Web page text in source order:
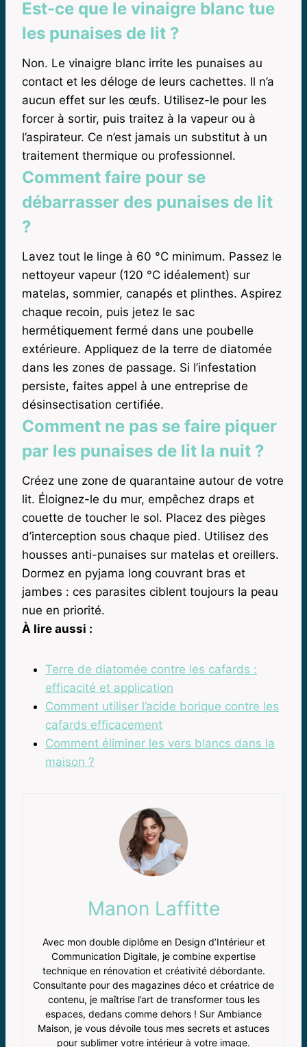
Est-ce que le vinaigre blanc tue
les punaises de lit ?
Non. Le vinaigre blanc irrite les punaises au
contact et les déloge de leurs cachettes. Il n’a
aucun effet sur les œufs. Utilisez-le pour les
forcer à sortir, puis traitez à la vapeur ou à
l’aspirateur. Ce n’est jamais un substitut à un
traitement thermique ou professionnel.
Comment faire pour se
débarrasser des punaises de lit
?
Lavez tout le linge à 60 °C minimum. Passez le
nettoyeur vapeur (120 °C idéalement) sur
matelas, sommier, canapés et plinthes. Aspirez
chaque recoin, puis jetez le sac
hermétiquement fermé dans une poubelle
extérieure. Appliquez de la terre de diatomée
dans les zones de passage. Si l’infestation
persiste, faites appel à une entreprise de
désinsectisation certifiée.
Comment ne pas se faire piquer
par les punaises de lit la nuit ?
Créez une zone de quarantaine autour de votre
lit. Éloignez-le du mur, empêchez draps et
couette de toucher le sol. Placez des pièges
d’interception sous chaque pied. Utilisez des
housses anti-punaises sur matelas et oreillers.
Dormez en pyjama long couvrant bras et
jambes : ces parasites ciblent toujours la peau
nue en priorité.
À lire aussi :
Terre de diatomée contre les cafards :
efficacité et application
Comment utiliser l’acide borique contre les
cafards efficacement
Comment éliminer les vers blancs dans la
maison ?
Manon Laffitte
Avec mon double diplôme en Design d’Intérieur et
Communication Digitale, je combine expertise
technique en rénovation et créativité débordante.
Consultante pour des magazines déco et créatrice de
contenu, je maîtrise l’art de transformer tous les
espaces, dedans comme dehors ! Sur Ambiance
Maison, je vous dévoile tous mes secrets et astuces
pour sublimer votre intérieur à votre image.